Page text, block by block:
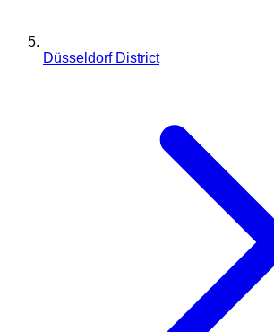
Düsseldorf District